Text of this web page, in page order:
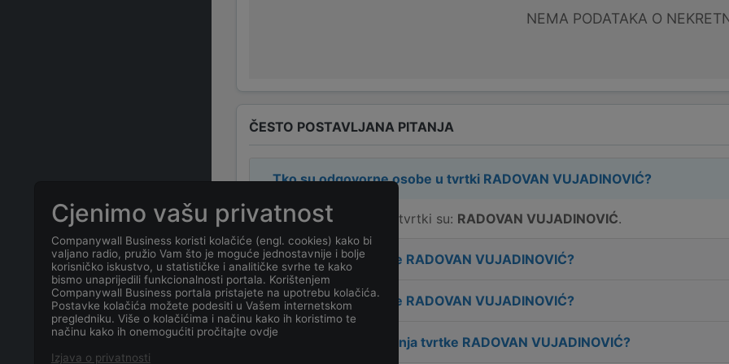
NEMA PODATAKA O
ČESTO POSTAVLJANA PITANJA
Tko su odgovorne osobe u tvrtki RADOVAN VUJADINOVIĆ?
Odgovorne osobe u tvrtki su: RADOVAN VUJADINOVIĆ.
Koja je adresa tvrtke RADOVAN VUJADINOVIĆ?
Koji je kontakt tvrtke RADOVAN VUJADINOVIĆ?
Koji je datum osnivanja tvrtke RADOVAN VUJADINOVIĆ?
Cjenimo vašu privatnost
Companywall Business koristi kolačiće (engl. cookies) kako bi
valjano radio, pružio Vam što je moguće jednostavnije i bolje
korisničko iskustvo, u statističke i analitičke svrhe te kako
bismo unaprijedili funkcionalnosti portala. Korištenjem
Companywall Business portala pristajete na upotrebu kolačića.
Postavke kolačića možete podesiti u Vašem internetskom
pregledniku. Više o kolačićima i načinu kako ih koristimo te
načinu kako ih onemogućiti pročitajte ovdje
Izjava o privatnosti